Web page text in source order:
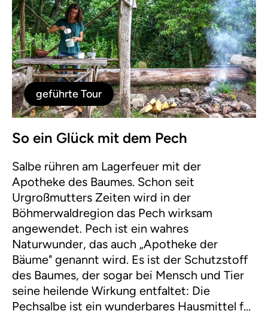
geführte Tour
So ein Glück mit dem Pech
Salbe rühren am Lagerfeuer mit der
Apotheke des Baumes. Schon seit
Urgroßmutters Zeiten wird in der
Böhmerwaldregion das Pech wirksam
angewendet. Pech ist ein wahres
Naturwunder, das auch „Apotheke der
Bäume" genannt wird. Es ist der Schutzstoff
des Baumes, der sogar bei Mensch und Tier
seine heilende Wirkung entfaltet: Die
Pechsalbe ist ein wunderbares Hausmittel für